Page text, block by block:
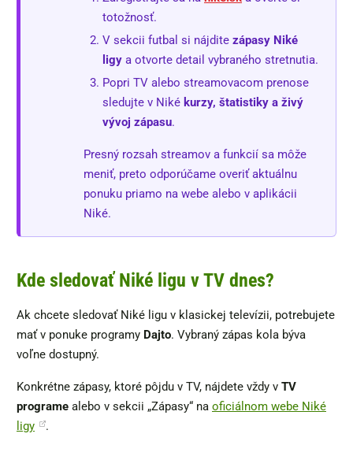
totožnosť.
V sekcii futbal si nájdite zápasy Niké
ligy a otvorte detail vybraného stretnutia.
Popri TV alebo streamovacom prenose
sledujte v Niké kurzy, štatistiky a živý
vývoj zápasu.
Presný rozsah streamov a funkcií sa môže
meniť, preto odporúčame overiť aktuálnu
ponuku priamo na webe alebo v aplikácii
Niké.
Kde sledovať Niké ligu v TV dnes?
Ak chcete sledovať Niké ligu v klasickej televízii, potrebujete
mať v ponuke programy Dajto. Vybraný zápas kola býva
voľne dostupný.
Konkrétne zápasy, ktoré pôjdu v TV, nájdete vždy v TV
programe alebo v sekcii „Zápasy“ na oficiálnom webe Niké
ligy
.